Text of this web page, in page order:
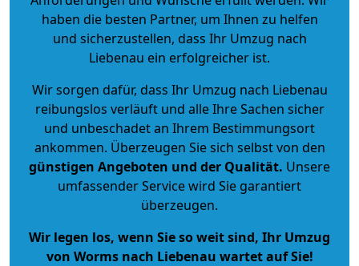
haben die besten Partner, um Ihnen zu helfen
und sicherzustellen, dass Ihr Umzug nach
Liebenau ein erfolgreicher ist.
Wir sorgen dafür, dass Ihr Umzug nach Liebenau
reibungslos verläuft und alle Ihre Sachen sicher
und unbeschadet an Ihrem Bestimmungsort
ankommen. Überzeugen Sie sich selbst von den
günstigen Angeboten und der Qualität. Unsere
umfassender Service wird Sie garantiert
überzeugen.
Wir legen los, wenn Sie so weit sind, Ihr Umzug
von Worms nach Liebenau wartet auf Sie!